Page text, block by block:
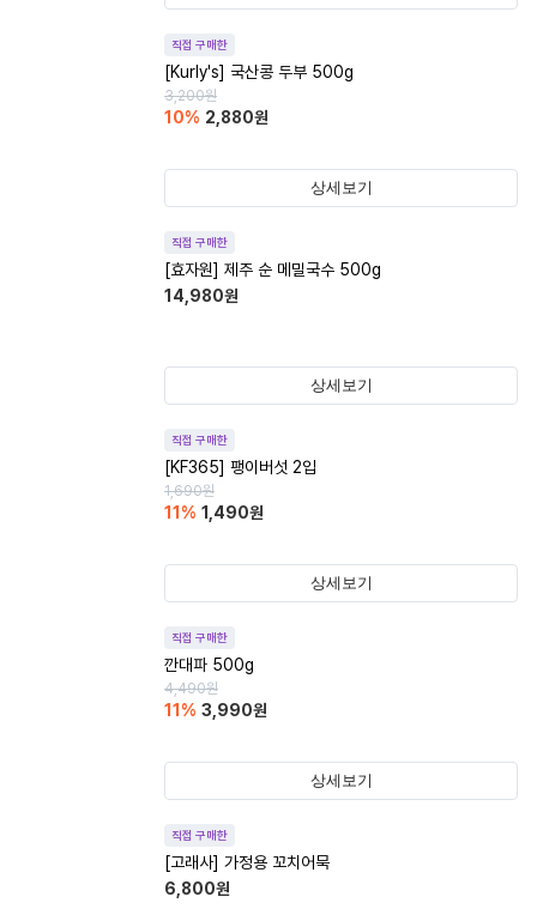
직접 구매한
[Kurly's] 국산콩 두부 500g
3,200원
10% 2,880원
상세보기
직접 구매한
[효자원] 제주 순 메밀국수 500g
14,980원
상세보기
직접 구매한
[KF365] 팽이버섯 2입
1,690원
11 % 1,490원
상세보기
직접 구매한
깐대파 500g
4,490원
11 % 3,990원
상세보기
직접 구매한
[고래사] 가정용 꼬치어묵
6,800원